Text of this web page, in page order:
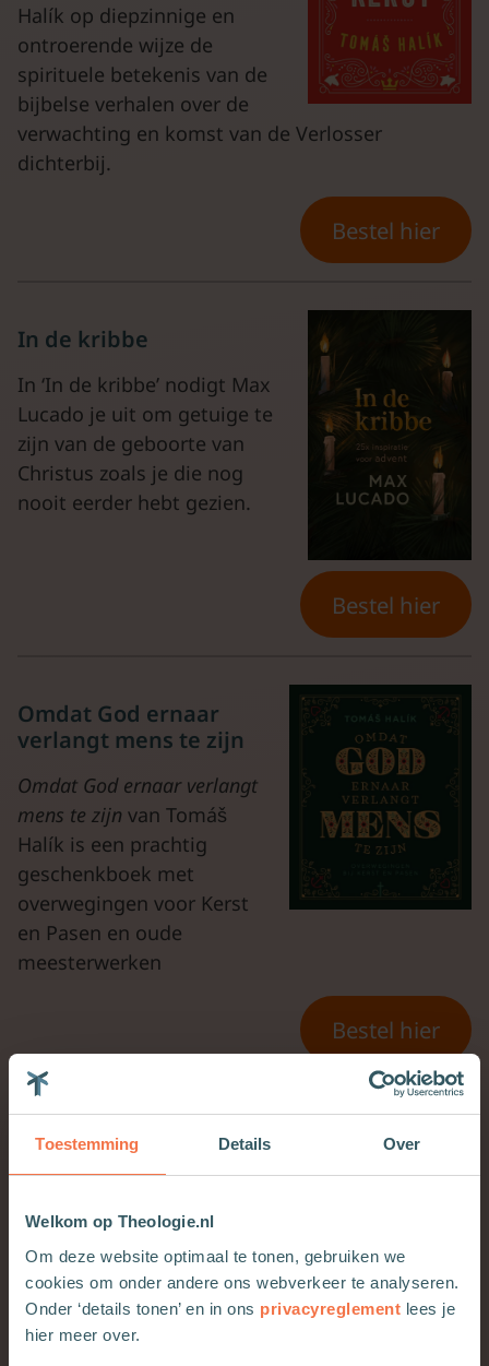
Toestemming Details Over
Welkom op Theologie.nl
Om deze website optimaal te tonen, gebruiken we
cookies om onder andere ons webverkeer te analyseren.
Onder ‘details tonen’ en in ons privacyreglement lees je
hier meer over.
Halík op diepzinnige en
ontroerende wijze de
spirituele betekenis van de
bijbelse verhalen over de
verwachting en komst van de Verlosser
dichterbij.
Bestel hier
In de kribbe
In ‘In de kribbe’ nodigt Max
Lucado je uit om getuige te
zijn van de geboorte van
Christus zoals je die nog
nooit eerder hebt gezien.
Bestel hier
Omdat God ernaar
verlangt mens te zijn
Omdat God ernaar verlangt
mens te zijn van Tomáš
Halík is een prachtig
geschenkboek met
overwegingen voor Kerst
en Pasen en oude
meesterwerken
Bestel hier
Echo’s van het goede
In ‘Echo’s van het goede
nieuws’ werpt Cambrigde-
hoogleraar Geurt Henk van
Kooten nieuw licht op de
Evangeliën door ze te